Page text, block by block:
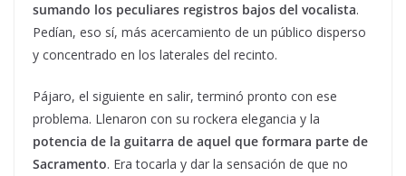
sumando los peculiares registros bajos del vocalista.
Pedían, eso sí, más acercamiento de un público disperso
y concentrado en los laterales del recinto.
Pájaro, el siguiente en salir, terminó pronto con ese
problema. Llenaron con su rockera elegancia y la
potencia de la guitarra de aquel que formara parte de
Sacramento. Era tocarla y dar la sensación de que no